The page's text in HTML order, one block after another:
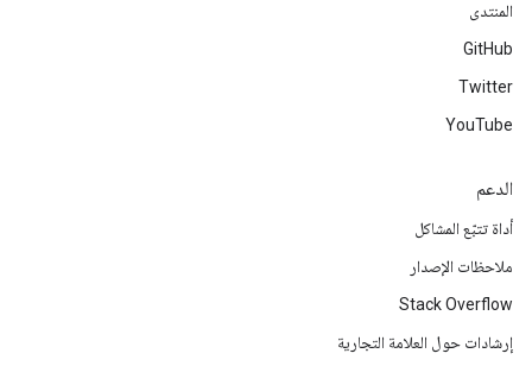
المنتدى
GitHub
Twitter
YouTube
الدعم
أداة تتبّع المشاكل
ملاحظات الإصدار
Stack Overflow
إرشادات حول العلامة التجارية